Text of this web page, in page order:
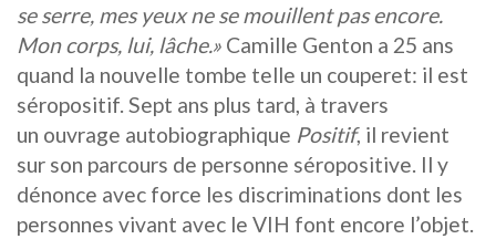
se serre, mes yeux ne se mouillent pas encore.
Mon corps, lui, lâche.» Camille Genton a 25 ans
quand la nouvelle tombe telle un couperet: il est
séropositif. Sept ans plus tard, à travers
un ouvrage autobiographique Positif, il revient
sur son parcours de personne séropositive. Il y
dénonce avec force les discriminations dont les
personnes vivant avec le VIH font encore l’objet.